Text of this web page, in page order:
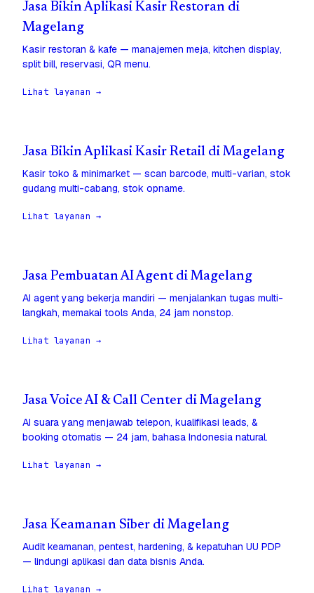
Jasa Bikin Aplikasi Kasir Restoran di
Magelang
Kasir restoran & kafe — manajemen meja, kitchen display,
split bill, reservasi, QR menu.
Lihat layanan →
Jasa Bikin Aplikasi Kasir Retail di Magelang
Kasir toko & minimarket — scan barcode, multi-varian, stok
gudang multi-cabang, stok opname.
Lihat layanan →
Jasa Pembuatan AI Agent di Magelang
AI agent yang bekerja mandiri — menjalankan tugas multi-
langkah, memakai tools Anda, 24 jam nonstop.
Lihat layanan →
Jasa Voice AI & Call Center di Magelang
AI suara yang menjawab telepon, kualifikasi leads, &
booking otomatis — 24 jam, bahasa Indonesia natural.
Lihat layanan →
Jasa Keamanan Siber di Magelang
Audit keamanan, pentest, hardening, & kepatuhan UU PDP
— lindungi aplikasi dan data bisnis Anda.
Lihat layanan →